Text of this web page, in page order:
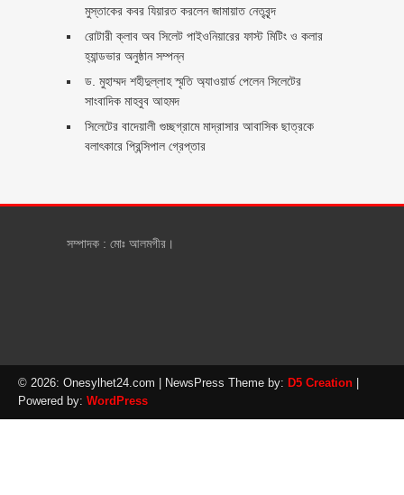
মুস্তাকের কবর যিয়ারত করলেন জামায়াত নেতৃবৃন্দ ‎
রোটারী ক্লাব অব সিলেট পাইওনিয়ারের ফাস্ট মিটিং ও কলার
হ্যান্ডভার অনুষ্ঠান সম্পন্ন
ড. মুহাম্মদ শহীদুল্লাহ স্মৃতি অ্যাওয়ার্ড পেলেন সিলেটের
সাংবাদিক মাহবুব আহমদ
সিলেটের বাদেয়ালী গুচ্ছগ্রামে মাদ্রাসার আবাসিক ছাত্রকে
বলাৎকারে প্রিন্সিপাল গ্রেপ্তার ‎
সম্পাদক : মোঃ আলমগীর।
© 2026: Onesylhet24.com | NewsPress Theme by: D5 Creation
Powered by: WordPress